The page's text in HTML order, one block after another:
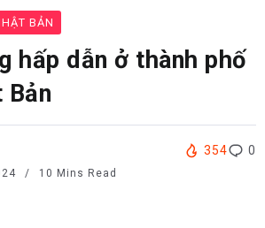
BẢN
hấp dẫn ở thành phố
Bản
10 Mins Read
354 0